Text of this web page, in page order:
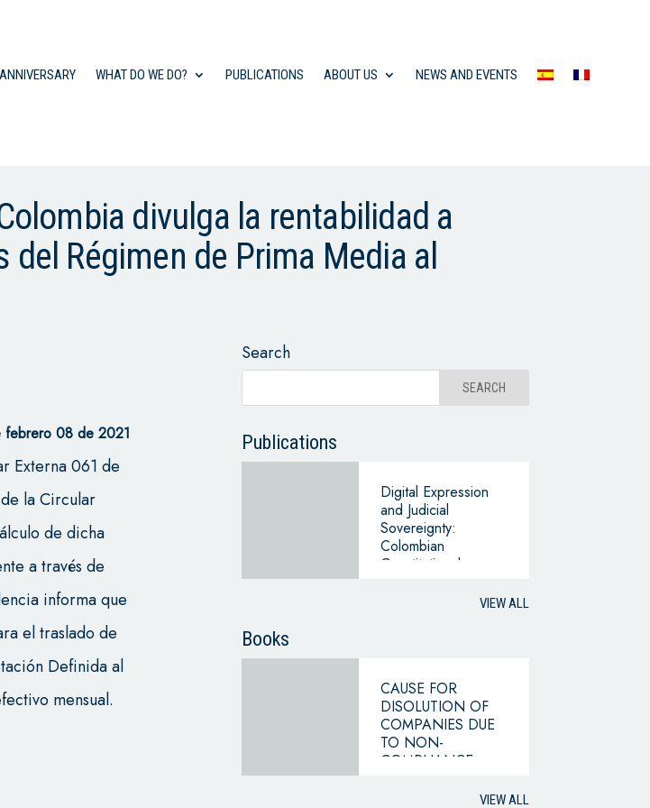
WHAT DO WE DO? PUBLICATIONS ABOUT US NEWS AND EVENTS
divulga la rentabilidad a
Régimen de Prima Media al
febrero 08 de 2021
Externa 061 de
la Circular
de dicha
a través de
informa que
el traslado de
Definida al
mensual.
Search
Publications
Digital Expression
and Judicial
Sovereignty:
Colombian
Constitutional
Esperanza GómezVIEW ALL
Books
CAUSE FOR
DISOLUTION OF
COMPANIES DUE
TO NON-
COMPLIANCE
HYPOTHESIS OFVIEW ALL